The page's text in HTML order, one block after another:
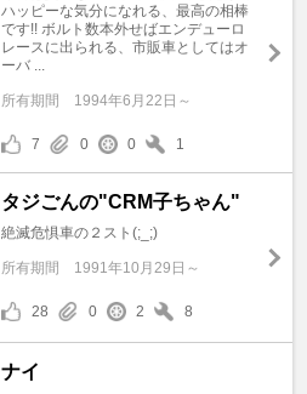
ハッピーな気分になれる、最高の相棒
です!! ボルト数本外せばエンデューロ
レースに出られる、市販車としてはオ
ーバ ...
所有期間 1994年6月22日～
7 0 0 1
タジごんの"CRM子ちゃん"
絶滅危惧車の２スト(;_;)
所有期間 1991年10月29日～
28 0 2 8
ナイ